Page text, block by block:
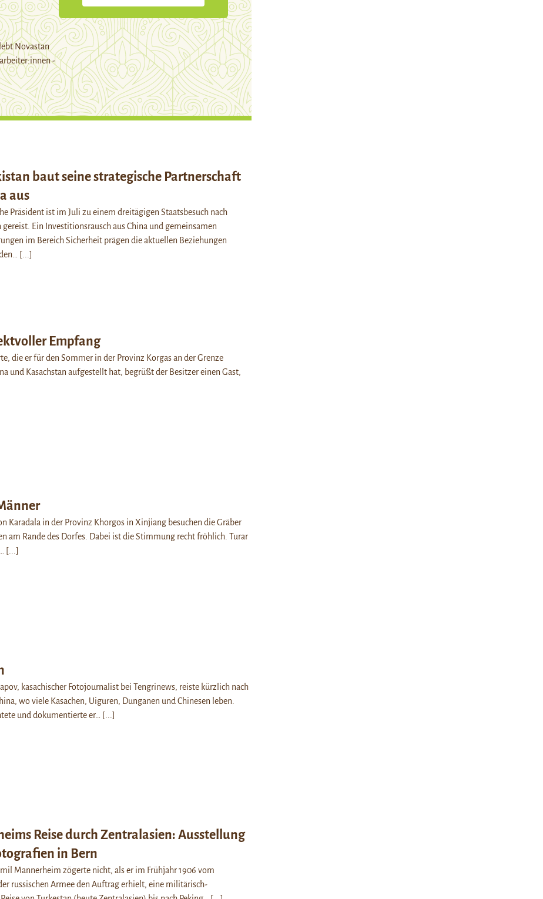
Novastan
-
baut seine strategische Partnerschaft
aus
Präsident ist im Juli zu einem dreitägigen Staatsbesuch nach
gereist. Ein Investitionsrausch aus China und gemeinsamen
im Bereich Sicherheit prägen die aktuellen Beziehungen
[...]
Empfang
die er für den Sommer in der Provinz Korgas an der Grenze
und Kasachstan aufgestellt hat, begrüßt der Besitzer einen Gast,
Karadala in der Provinz Khorgos in Xinjiang besuchen die Gräber
am Rande des Dorfes. Dabei ist die Stimmung recht fröhlich. Turar
[...]
kasachischer Fotojournalist bei Tengrinews, reiste kürzlich nach
wo viele Kasachen, Uiguren, Dunganen und Chinesen leben.
und dokumentierte er…
[...]
Reise durch Zentralasien: Ausstellung
in Bern
Mannerheim zögerte nicht, als er im Frühjahr 1906 vom
russischen Armee den Auftrag erhielt, eine militärisch-